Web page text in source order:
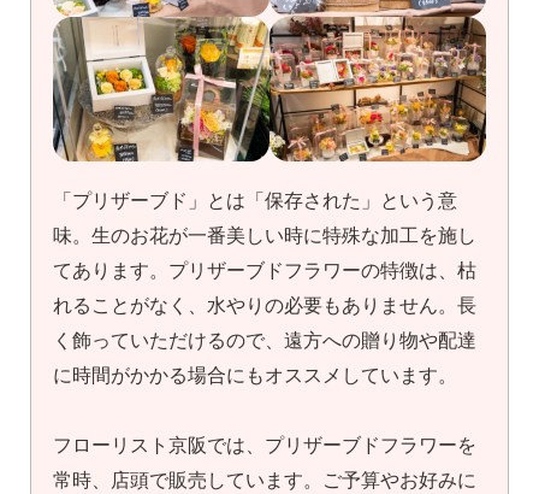
「プリザーブド」とは「保存された」という意
味。生のお花が一番美しい時に特殊な加工を施し
てあります。プリザーブドフラワーの特徴は、枯
れることがなく、水やりの必要もありません。長
く飾っていただけるので、遠方への贈り物や配達
に時間がかかる場合にもオススメしています。
フローリスト京阪では、プリザーブドフラワーを
常時、店頭で販売しています。ご予算やお好みに